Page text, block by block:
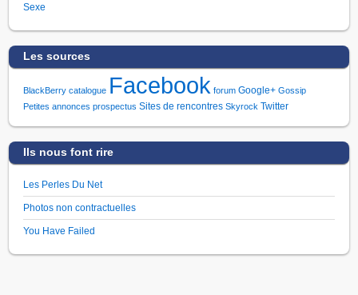
Sexe
Les sources
BlackBerry catalogue Facebook forum Google+ Gossip
Petites annonces prospectus Sites de rencontres Skyrock Twitter
Ils nous font rire
Les Perles Du Net
Photos non contractuelles
You Have Failed